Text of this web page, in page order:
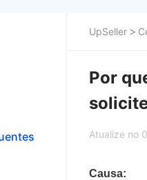
UpSeller
Por
Atualize no
Causa: